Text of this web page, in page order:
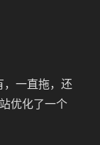
，一直拖，还
优化了一个